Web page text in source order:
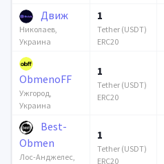
Движ
Николаев,
Украина
1
Tether (USDT)
ERC20
ObmenoFF
Ужгород,
Украина
1
Tether (USDT)
ERC20
Best-
Obmen
Лос-Анджелес,
1
Tether (USDT)
ERC20